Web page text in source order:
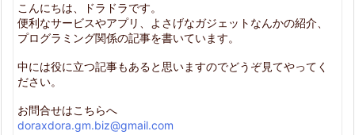
こんにちは、ドラドラです。
便利なサービスやアプリ、よさげなガジェットなんかの紹介、
プログラミング関係の記事を書いています。
中には役に立つ記事もあると思いますのでどうぞ見てやってく
ださい。
お問合せはこちらへ
doraxdora.gm.biz@gmail.com